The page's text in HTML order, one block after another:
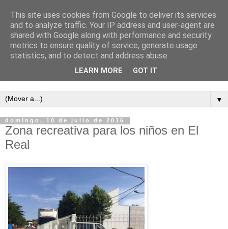
Semanario independiente de Calañas
▼
domingo, 10 de julio de 2016
Zona recreativa para los niños en El
Real
This site uses cookies from Google to deliver its services
and to analyze traffic. Your IP address and user-agent are
shared with Google along with performance and security
metrics to ensure quality of service, generate usage
statistics, and to detect and address abuse.
LEARN MORE GOT IT